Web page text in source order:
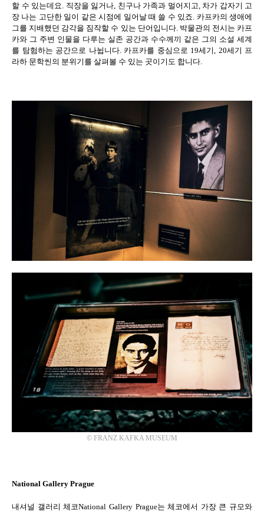
할 수 있는데요. 직장을 잃거나, 친구나 가족과 멀어지고, 차가 갑자기 고
장 나는 고단한 일이 같은 시점에 일어날 때 쓸 수 있죠. 카프카의 생애에
그를 지배했던 감각을 짐작할 수 있는 단어입니다. 박물관의 전시는 카프
카와 그 주변 인물을 다루는 실존 공간과 수수께끼 같은 그의 소설 세계
를 탐험하는 공간으로 나뉩니다. 카프카를 중심으로 19세기, 20세기 프
라하 문학씬의 분위기를 살펴볼 수 있는 곳이기도 합니다.
© FRANZ KAFKA MUSEUM
National Gallery Prague
내셔널 갤러리 체코National Gallery Prague는 체코에서 가장 큰 규모와